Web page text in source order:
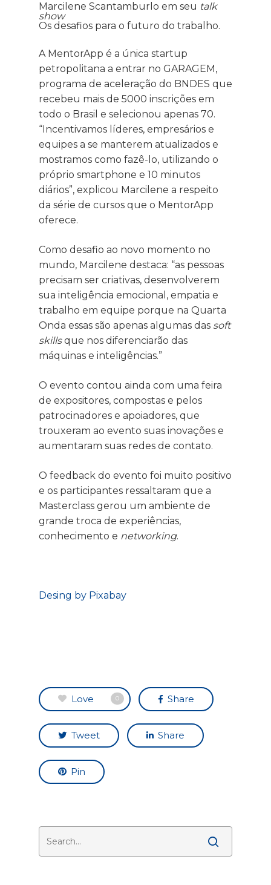
Marcilene Scantamburlo em seu talk
show
Os desafios para o futuro do trabalho.
A MentorApp é a única startup
petropolitana a entrar no GARAGEM,
programa de aceleração do BNDES que
recebeu mais de 5000 inscrições em
todo o Brasil e selecionou apenas 70.
“Incentivamos líderes, empresários e
equipes a se manterem atualizados e
mostramos como fazê-lo, utilizando o
próprio smartphone e 10 minutos
diários”, explicou Marcilene a respeito
da série de cursos que o MentorApp
oferece.
Como desafio ao novo momento no
mundo, Marcilene destaca: “as pessoas
precisam ser criativas, desenvolverem
sua inteligência emocional, empatia e
trabalho em equipe porque na Quarta
Onda essas são apenas algumas das soft
skillsque nos diferenciarão das
máquinas e inteligências.”
O evento contou ainda com uma feira
de expositores, compostas e pelos
patrocinadores e apoiadores, que
trouxeram ao evento suas inovações e
aumentaram suas redes de contato.
O feedback do evento foi muito positivo
e os participantes ressaltaram que a
Masterclass gerou um ambiente de
grande troca de experiências,
conhecimento e networking.
Desing by Pixabay
Love 0 Share
Tweet Share
Pin